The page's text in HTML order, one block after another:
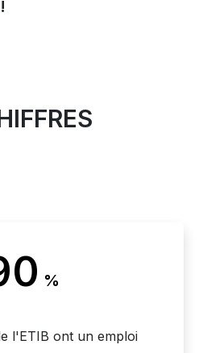
%
l'ETIB ont un emploi